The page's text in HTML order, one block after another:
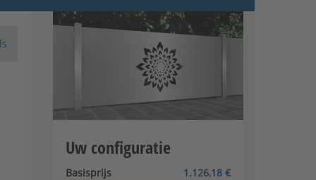
Uw configuratie
Basisprijs 1.126,18 €